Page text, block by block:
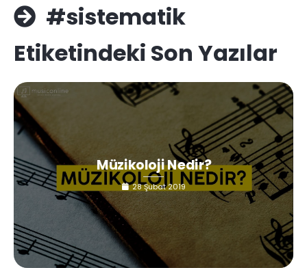
#sistematik
Etiketindeki Son Yazılar
Müzikoloji Nedir?
28 Şubat 2019